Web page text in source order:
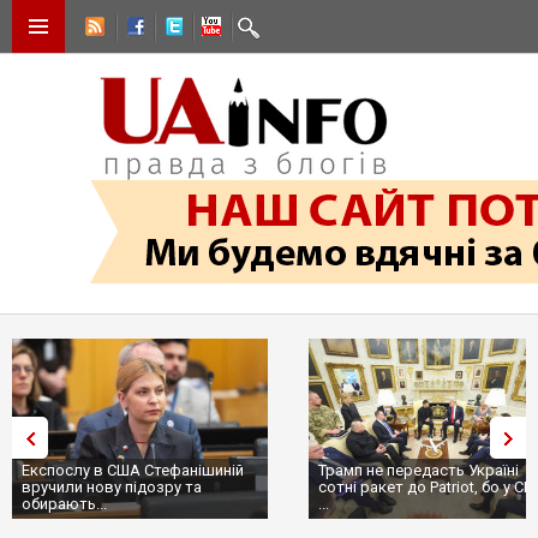
Експослу в США Стефанішиній
вручили нову підозру та
обирають...
Трамп не передасть Україні
сотні ракет до Patriot, бо у
...